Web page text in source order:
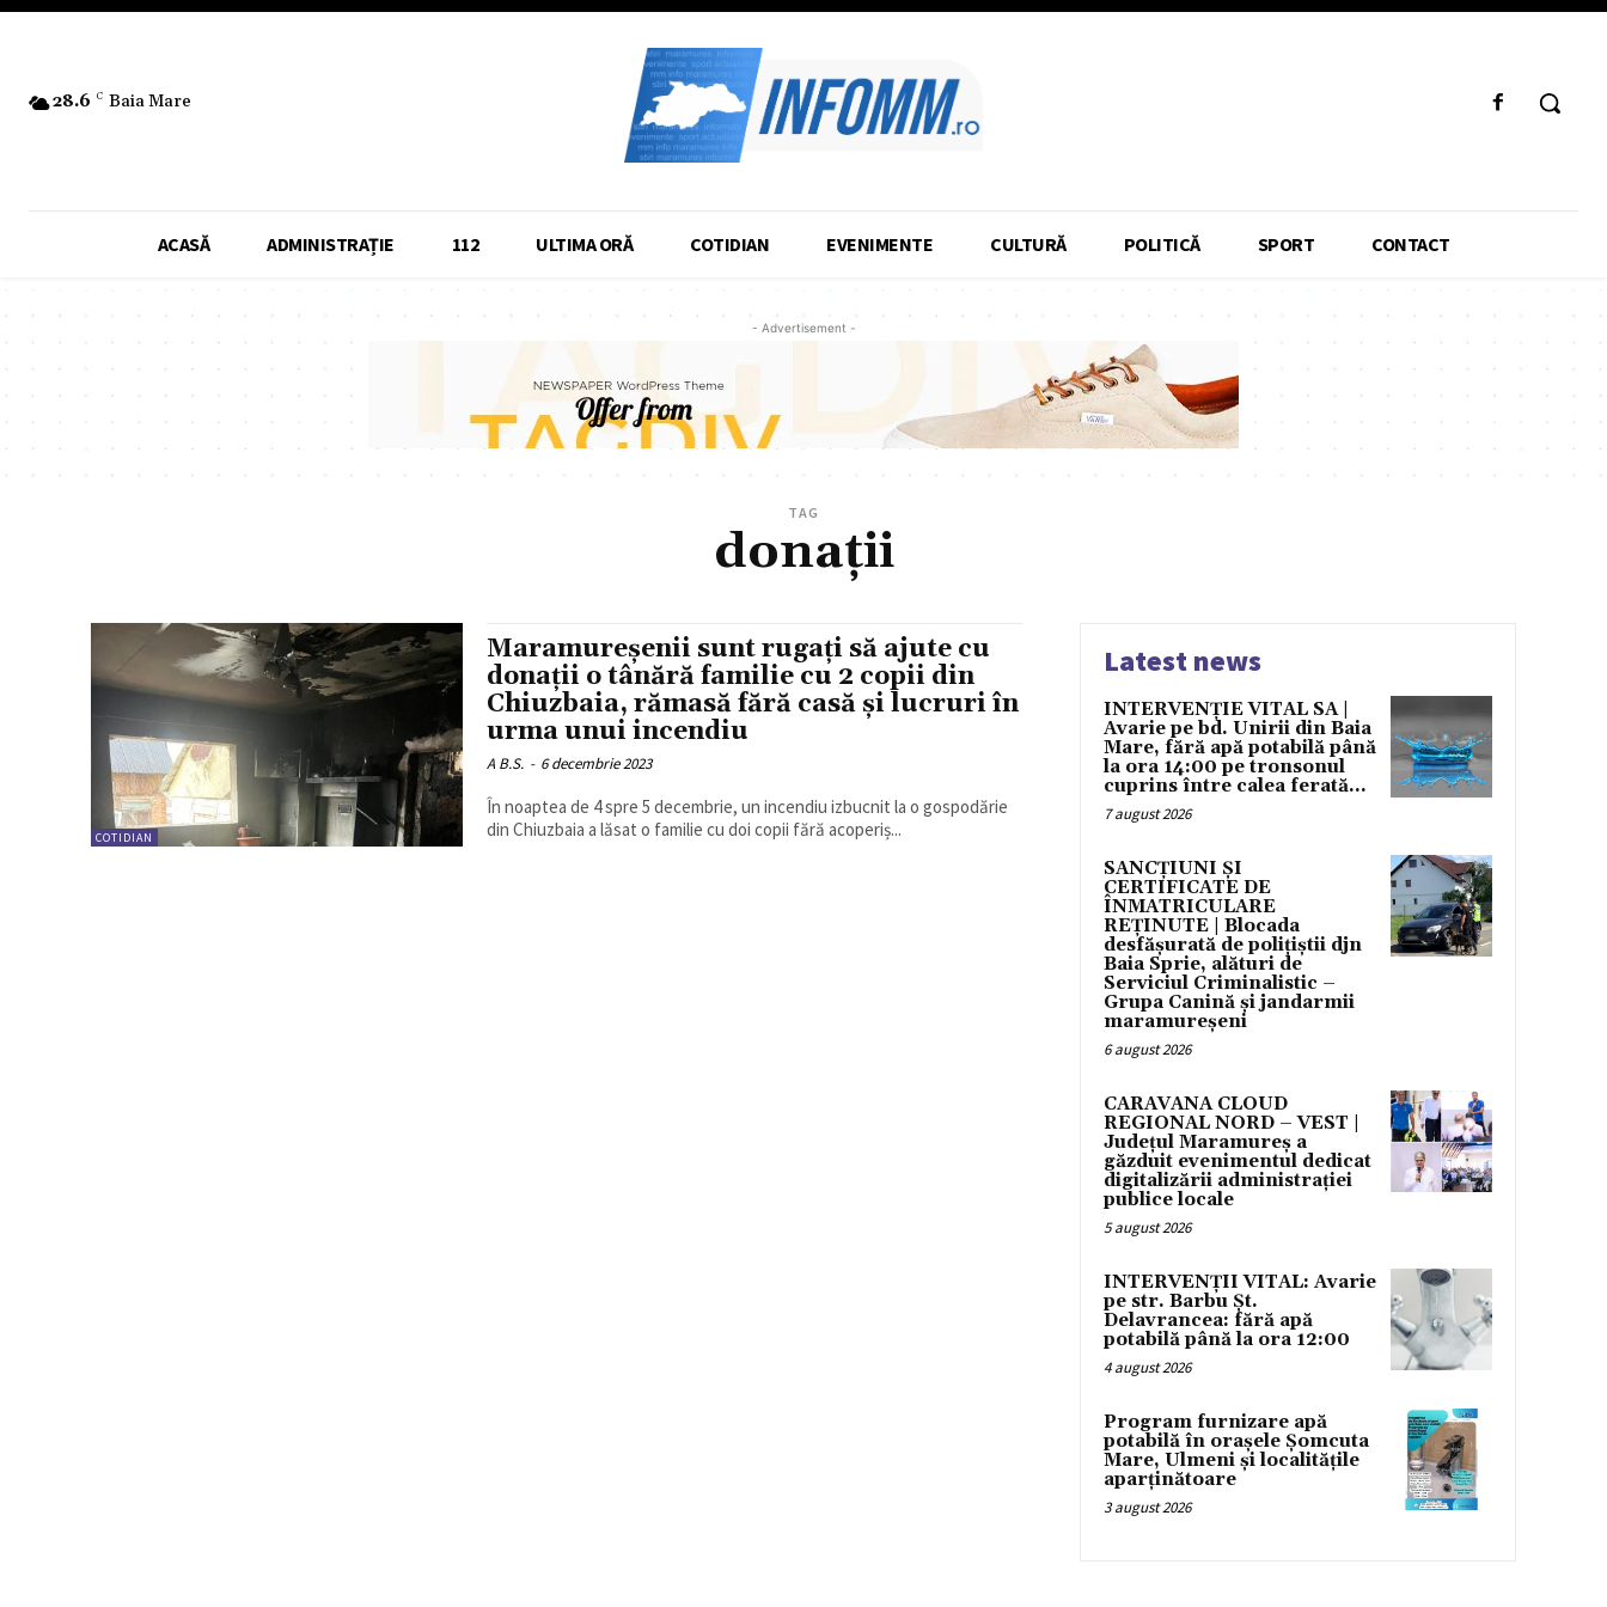
28.6 C Baia Mare
ACASĂ ADMINISTRAȚIE 112 ULTIMA ORĂ COTIDIAN EVENIMENTE CULTURĂ POLITICĂ SPORT CONTACT
- Advertisement -
TAG
donații
COTIDIAN
Maramureșenii sunt rugați să ajute cu
donații o tânără familie cu 2 copii din
Chiuzbaia, rămasă fără casă și lucruri în
urma unui incendiu
A B.S. - 6 decembrie 2023
În noaptea de 4 spre 5 decembrie, un incendiu izbucnit la o gospodărie
din Chiuzbaia a lăsat o familie cu doi copii fără acoperiș...
Latest news
INTERVENȚIE VITAL SA |
Avarie pe bd. Unirii din Baia
Mare, fără apă potabilă până
la ora 14:00 pe tronsonul
cuprins între calea ferată...
7 august 2026
SANCȚIUNI ȘI
CERTIFICATE DE
ÎNMATRICULARE
REȚINUTE | Blocada
desfășurată de polițiștii djn
Baia Sprie, alături de
Serviciul Criminalistic –
Grupa Canină și jandarmii
maramureșeni
6 august 2026
CARAVANA CLOUD
REGIONAL NORD – VEST |
Județul Maramureș a
găzduit evenimentul dedicat
digitalizării administrației
publice locale
5 august 2026
INTERVENȚII VITAL: Avarie
pe str. Barbu Șt.
Delavrancea: fără apă
potabilă până la ora 12:00
4 august 2026
Program furnizare apă
potabilă în orașele Șomcuta
Mare, Ulmeni și localitățile
aparținătoare
3 august 2026